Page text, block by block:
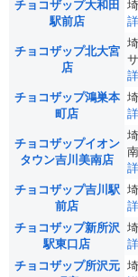
チョコザップ大和田
駅前店
チョコザップ北大宮
店
チョコザップ鴻巣本
町店
チョコザップイオン
タウン吉川美南店
チョコザップ吉川駅
前店
チョコザップ新所沢
駅東口店
チョコザップ所沢元